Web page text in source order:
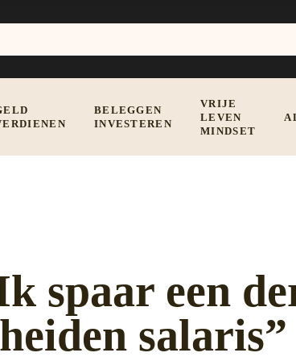
BELEGGEN
INVESTEREN
VRIJE
LEVEN
MINDSET
spaar een
salaris”